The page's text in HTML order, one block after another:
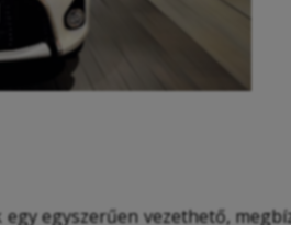
egyszerűen vezethető,